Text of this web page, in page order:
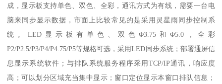
成，显示板支持单色、双色、全彩，通讯方式为有线，需要一台电
脑来同步显示数据，市面上比较常见的是采用灵星雨同步控制系
统。LED显示板有单色、双色Φ3.75和Φ5.0，全彩
P2/P2.5/P3/P4/P4.75/P5等规格可选，采用LED同步系统；部署通屏信
息显示系统软件；与排队系统服务程序采用TCP/IP通讯，响应度
高；可以划分区域充当集中显示；窗口定位显示本窗口排队信息；